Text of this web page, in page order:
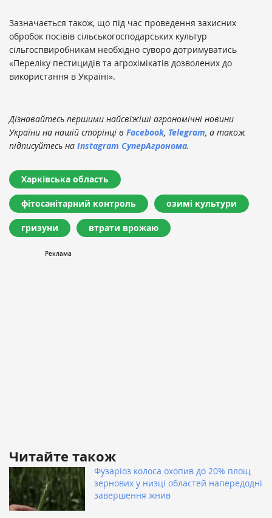
Зазначається також, що під час проведення захисних
обробок посівів сільськогосподарських культур
сільгоспвиробникам необхідно суворо дотримуватись
«Переліку пестицидів та агрохімікатів дозволених до
використання в Україні».
Дізнавайтесь першими найсвіжіші агрономічні новини
України на нашій сторінці в Facebook, Telegram, а також
підписуйтесь на Instagram СуперАгронома.
Харківська область
фітосанітарний контроль озимі культури
гризуни втрати врожаю
Читайте також
Фузаріоз колоса охопив до 20% площ
зернових у низці областей напередодні
завершення жнив